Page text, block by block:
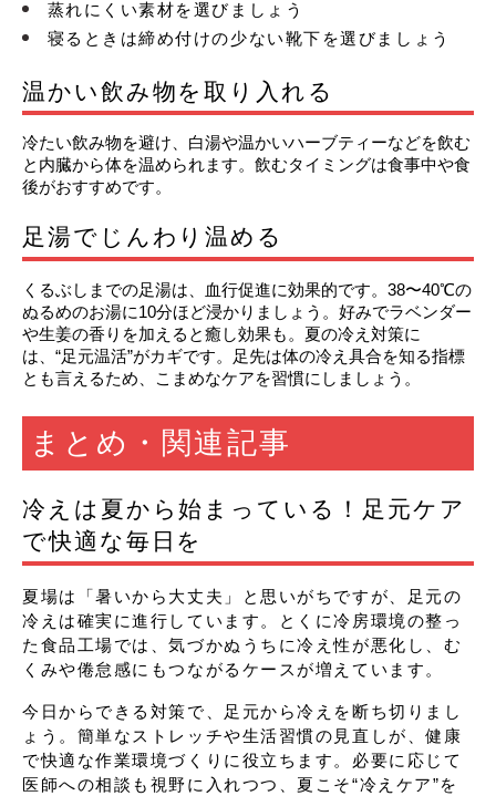
蒸れにくい素材を選びましょう
寝るときは締め付けの少ない靴下を選びましょう
温かい飲み物を取り入れる
冷たい飲み物を避け、白湯や温かいハーブティーなどを飲む
と内臓から体を温められます。飲むタイミングは食事中や食
後がおすすめです。
足湯でじんわり温める
くるぶしまでの足湯は、血行促進に効果的です。38〜40℃の
ぬるめのお湯に10分ほど浸かりましょう。好みでラベンダー
や生姜の香りを加えると癒し効果も。夏の冷え対策に
は、“足元温活”がカギです。足先は体の冷え具合を知る指標
とも言えるため、こまめなケアを習慣にしましょう。
まとめ・関連記事
冷えは夏から始まっている！足元ケア
で快適な毎日を
夏場は「暑いから大丈夫」と思いがちですが、足元の
冷えは確実に進行しています。とくに冷房環境の整っ
た食品工場では、気づかぬうちに冷え性が悪化し、む
くみや倦怠感にもつながるケースが増えています。
今日からできる対策で、足元から冷えを断ち切りまし
ょう。簡単なストレッチや生活習慣の見直しが、健康
で快適な作業環境づくりに役立ちます。必要に応じて
医師への相談も視野に入れつつ、夏こそ“冷えケア”を